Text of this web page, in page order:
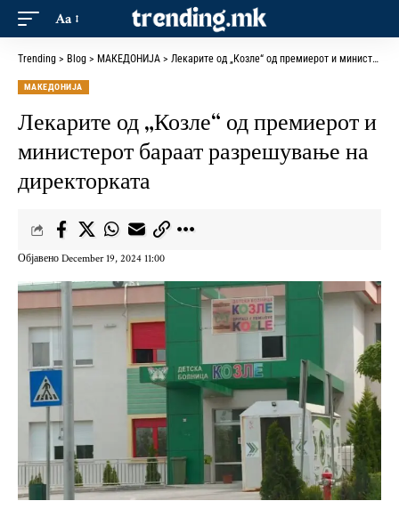
Aa
Trending > Blog > МАКЕДОНИЈА > Лекарите од „Козле“ од премиерот и министерот бараат разрешување на директорката
МАКЕДОНИЈА
Лекарите од „Козле“ од премиерот и
министерот бараат разрешување на
директорката
Објавено December 19, 2024 11:00